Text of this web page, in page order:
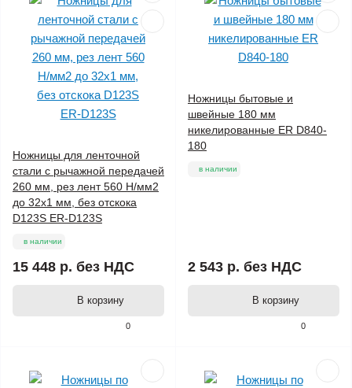
0
Ножницы для ленточной
стали с рычажной передачей
260 мм, рез лент 560 Н/мм2
до 32x1 мм, без отскока
D123S ER-D123S
в наличии
15 448 р. без НДС
В корзину
0
Ножницы бытовые и
швейные 180 мм
никелированные ER D840-
180
в наличии
2 543 р. без НДС
В корзину